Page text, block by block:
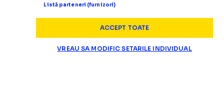
Listă parteneri (furnizori)
ACCEPT TOATE
VREAU SA MODIFIC SETARILE INDIVIDUAL